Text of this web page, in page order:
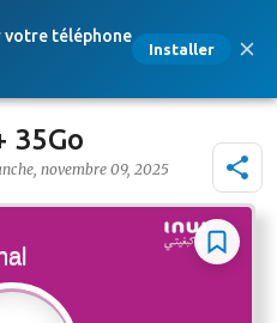
votre téléphone
Installer
principal
35Go
novembre 09, 2025